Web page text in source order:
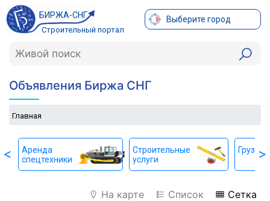
БИРЖА-СНГ
Строительный портал
Выберите город
Объявления Биржа СНГ
Главная
<
Аренда
спецтехники
Строительные
услуги
>
На карте Список Сетка